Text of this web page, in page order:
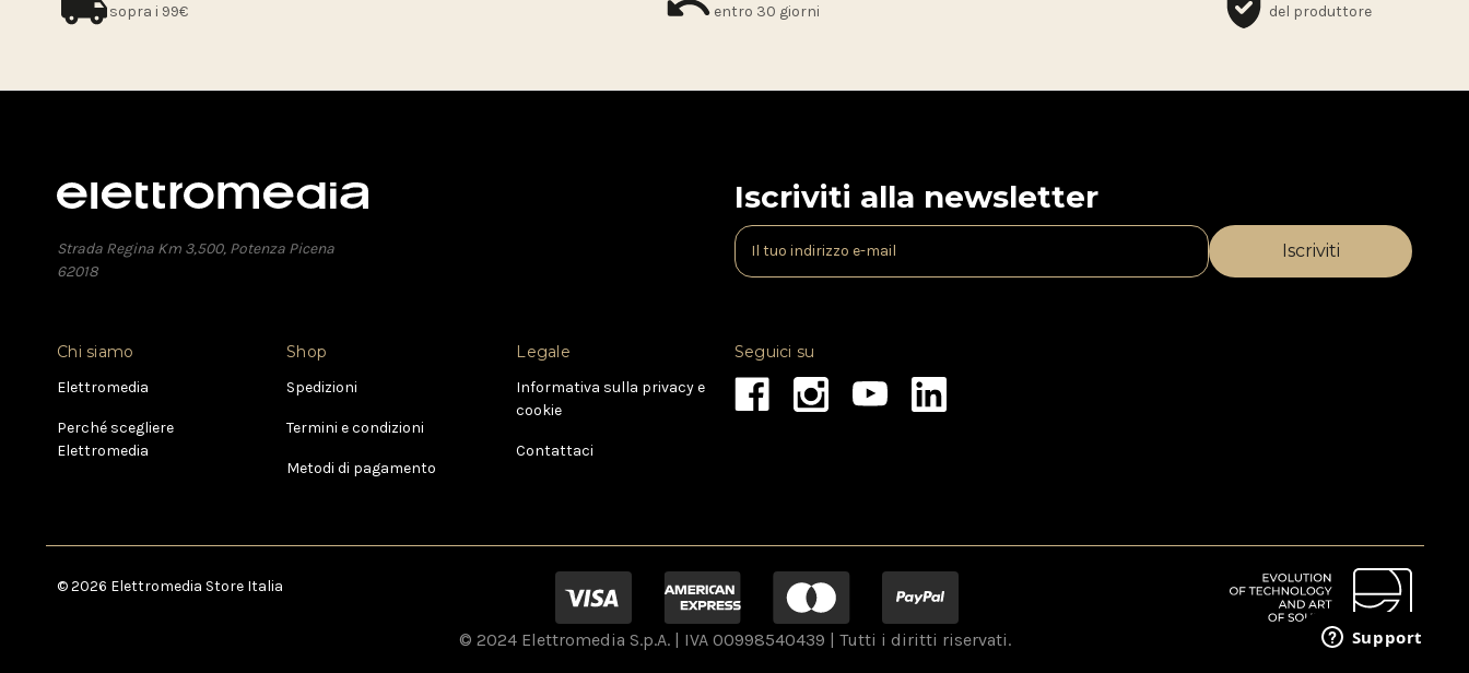
sopra i 99€ entro 30 giorni del produttore
Strada Regina Km 3,500, Potenza Picena
62018
Iscriviti alla newsletter
I
n
i
z
Chi siamo
Elettromedia
Perché scegliere
Elettromedia
Shop
Spedizioni
Termini e condizioni
Metodi di pagamento
Legale
Informativa sulla privacy e
cookie
Contattaci
Seguici su
© 2026 Elettromedia Store Italia
© 2024 Elettromedia S.p.A. | IVA 00998540439 | Tutti i diritti riservati.